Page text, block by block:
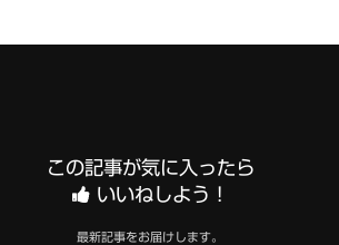
この記事が気に入ったら
いいねしよう！
最新記事をお届けします。